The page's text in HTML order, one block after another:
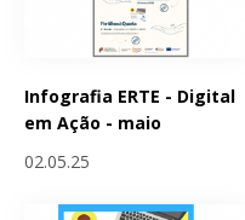
Infografia ERTE - Digital
em Ação - maio
02.05.25